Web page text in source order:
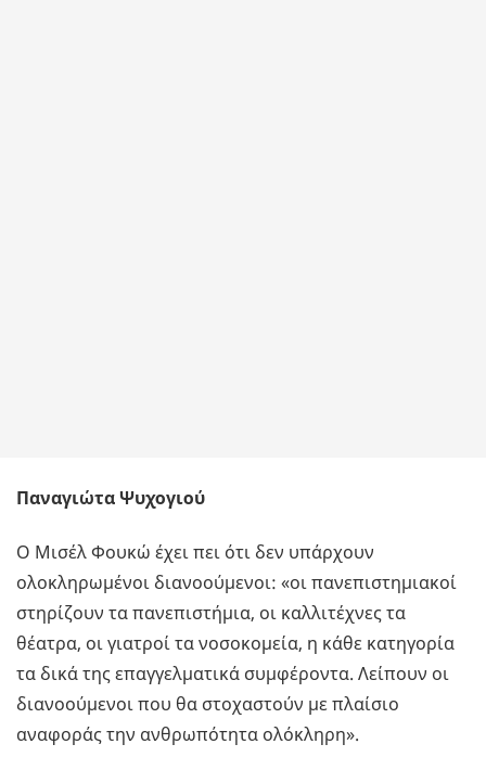
Παναγιώτα Ψυχογιού
Ο Μισέλ Φουκώ έχει πει ότι δεν υπάρχουν
ολοκληρωμένοι διανοούμενοι: «οι πανεπιστημιακοί
στηρίζουν τα πανεπιστήμια, οι καλλιτέχνες τα
θέατρα, οι γιατροί τα νοσοκομεία, η κάθε κατηγορία
τα δικά της επαγγελματικά συμφέροντα. Λείπουν οι
διανοούμενοι που θα στοχαστούν με πλαίσιο
αναφοράς την ανθρωπότητα ολόκληρη».